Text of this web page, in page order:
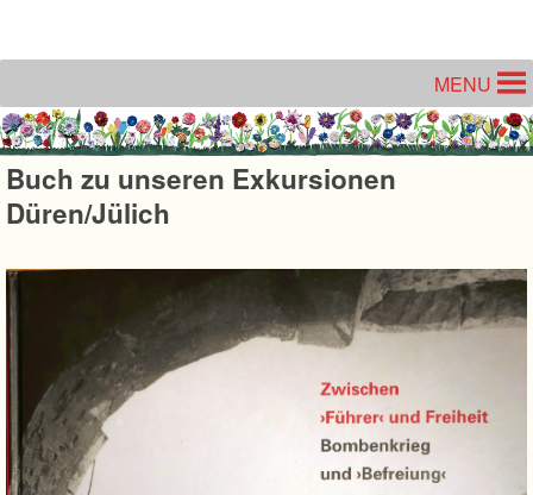
MENU
Buch zu unseren Exkursionen
Düren/Jülich